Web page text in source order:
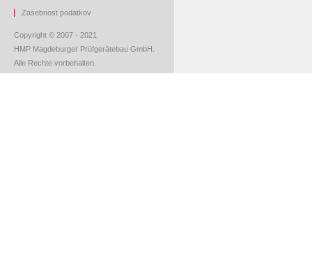
Zasebnost podatkov
Copyright © 2007 - 2021
HMP Magdeburger Prüfgerätebau GmbH.
Alle Rechte vorbehalten.